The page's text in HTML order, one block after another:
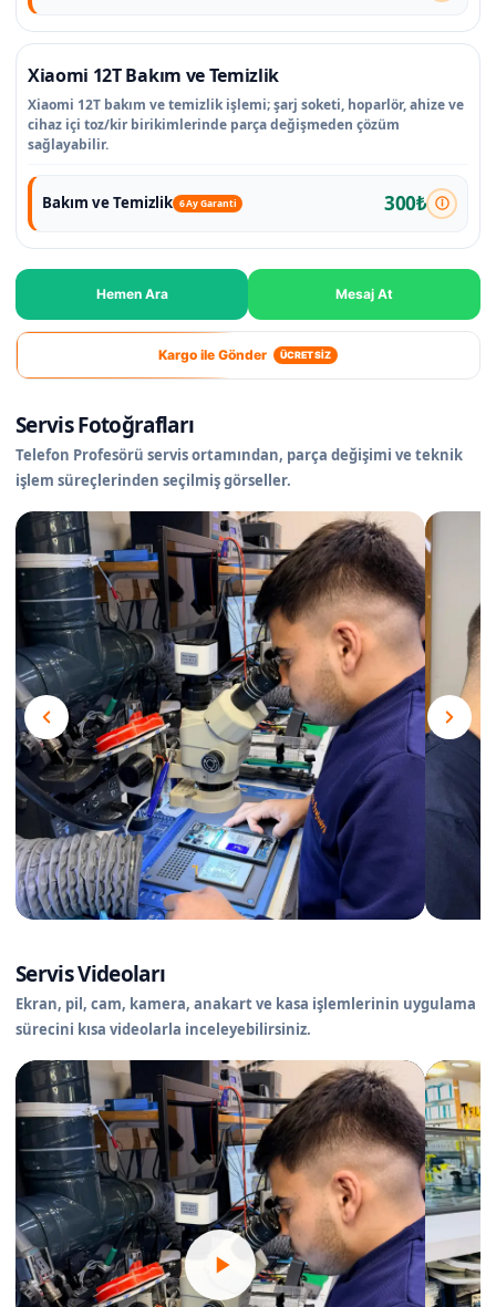
Xiaomi 12T Bakım ve Temizlik
Xiaomi 12T bakım ve temizlik işlemi; şarj soketi, hoparlör, ahize ve
cihaz içi toz/kir birikimlerinde parça değişmeden çözüm
sağlayabilir.
Bakım ve Temizlik 6 Ay Garanti 300₺
Hemen Ara Mesaj At
Kargo ile Gönder ÜCRETSİZ
Servis Fotoğrafları
Telefon Profesörü servis ortamından, parça değişimi ve teknik
işlem süreçlerinden seçilmiş görseller.
Servis Videoları
Ekran, pil, cam, kamera, anakart ve kasa işlemlerinin uygulama
sürecini kısa videolarla inceleyebilirsiniz.